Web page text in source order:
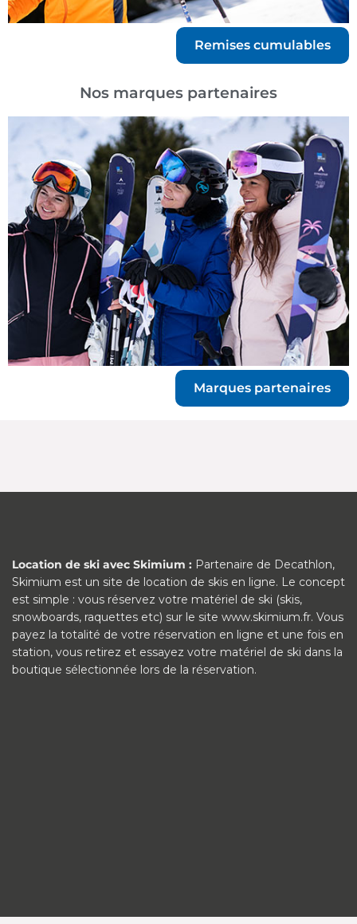
Remises cumulables
Nos marques partenaires
Marques partenaires
Location de ski avec Skimium : Partenaire de Decathlon,
Skimium est un site de location de skis en ligne. Le concept
est simple : vous réservez votre matériel de ski (skis,
snowboards, raquettes etc) sur le site www.skimium.fr. Vous
payez la totalité de votre réservation en ligne et une fois en
station, vous retirez et essayez votre matériel de ski dans la
boutique sélectionnée lors de la réservation.